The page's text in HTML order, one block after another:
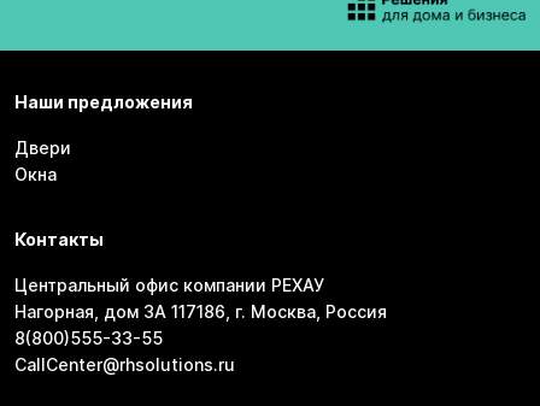
Наши предложения
Двери
Окна
Контакты
Центральный офис компании РЕХАУ
Нагорная, дом 3А 117186, г. Москва, Россия
8(800)555-33-55
CallCenter@rhsolutions.ru